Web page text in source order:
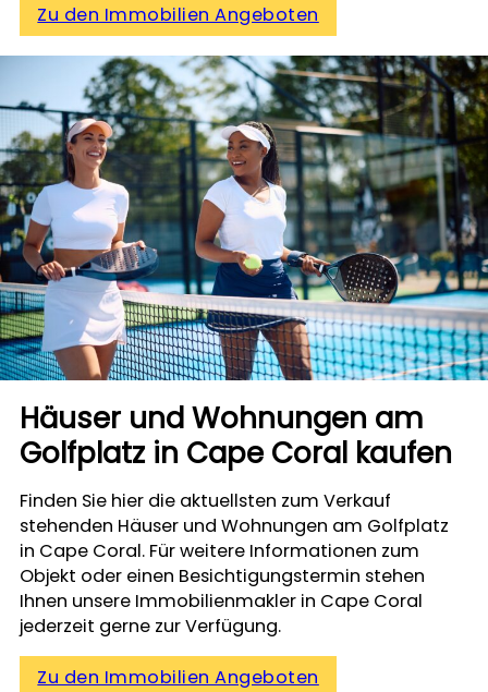
Zu den Immobilien Angeboten
Häuser und Wohnungen am
Golfplatz in Cape Coral kaufen
Finden Sie hier die aktuellsten zum Verkauf
stehenden Häuser und Wohnungen am Golfplatz
in Cape Coral. Für weitere Informationen zum
Objekt oder einen Besichtigungstermin stehen
Ihnen unsere Immobilienmakler in Cape Coral
jederzeit gerne zur Verfügung.
Zu den Immobilien Angeboten